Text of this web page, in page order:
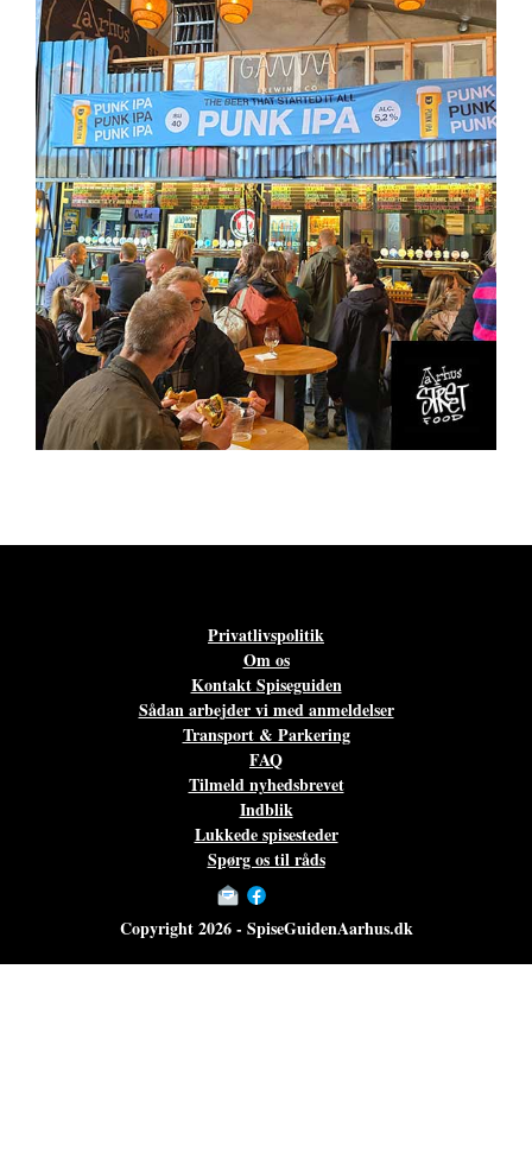
Privatlivspolitik
Om os
Kontakt Spiseguiden
Sådan arbejder vi med anmeldelser
Transport & Parkering
FAQ
Tilmeld nyhedsbrevet
Indblik
Lukkede spisesteder
Spørg os til råds
Copyright 2026 - SpiseGuidenAarhus.dk